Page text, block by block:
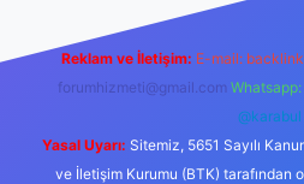
Reklam ve İletişim: E-mail:
forumhizmeti@gmail.com
@karabul
Yasal Uyarı: Sitemiz, 5651 Sayılı
ve İletişim Kurumu (BTK) tarafından